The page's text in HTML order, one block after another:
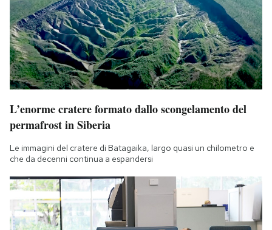
AREA PERSONALE
Area Personale
Newsletter
Notifiche mobile
Hai bisogno di aiuto?
Esci
L’enorme cratere formato dallo scongelamento del
permafrost in Siberia
Le immagini del cratere di Batagaika, largo quasi un chilometro e
che da decenni continua a espandersi